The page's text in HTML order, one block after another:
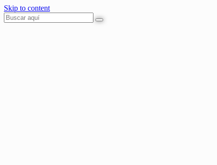
Skip to content